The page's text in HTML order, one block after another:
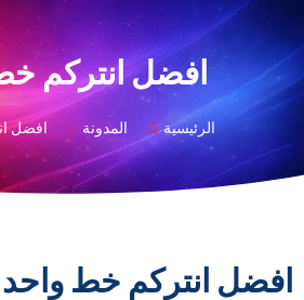
افضل انتركم
الرئيسية المدونة افضل
افضل انتركم خط واحد